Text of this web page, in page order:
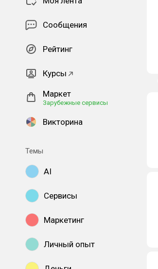
Сообщения
Рейтинг
Курсы
Маркет
Зарубежные сервисы
Викторина
Темы
AI
Сервисы
Маркетинг
Личный опыт